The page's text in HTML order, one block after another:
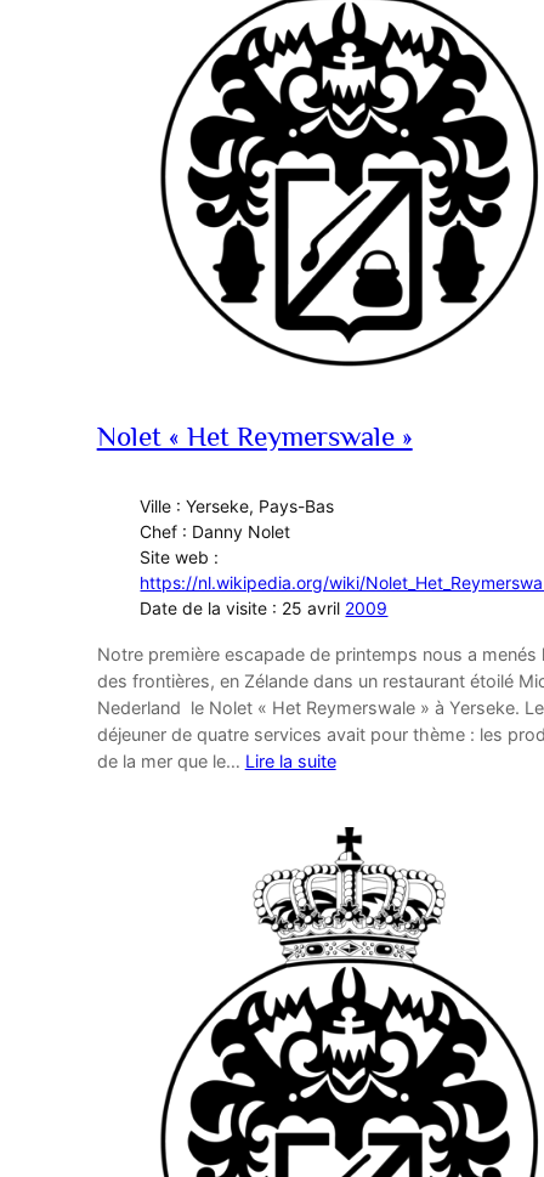
Nolet « Het Reymerswale »
Ville : Yerseke, Pays-Bas
Chef : Danny Nolet
Site web :
https://nl.wikipedia.org/wiki/
Date de la visite : 25 avril 2009
Notre première escapade de printemps nous a menés
des frontières, en Zélande dans un restaurant étoilé
Nederland le Nolet « Het Reymerswale » à Yerseke. Le
déjeuner de quatre services avait pour thème : les
de la mer que le… Lire la suite